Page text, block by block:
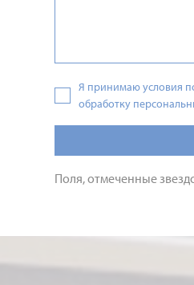
Я принимаю условия
обработку
Поля, отмеченные